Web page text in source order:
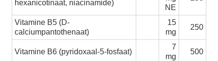
hexanicotinaat, niacinamide)
NE
Vitamine B5 (D-
calciumpantothenaat)
15
mg
250
Vitamine B6 (pyridoxaal-5-fosfaat)
7
mg
500